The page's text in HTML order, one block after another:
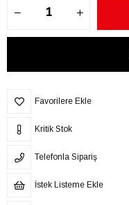
Favorilere Ekle
Kritik Stok
Telefonla Sipariş
İstek Listeme Ekle